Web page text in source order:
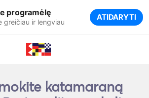
programėlę
greičiau ir lengviau ATIDARYTI
katamaraną